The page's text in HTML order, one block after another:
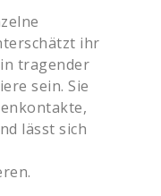
ihr
tragender
sein. Sie
lässt sich